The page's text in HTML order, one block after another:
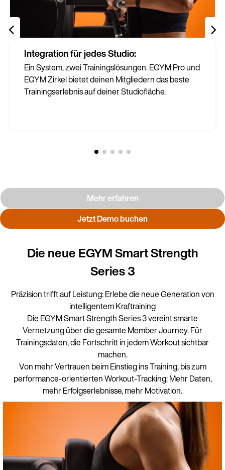
Integration für jedes Studio:
Ein System, zwei Trainingslösungen. EGYM Pro und
EGYM Zirkel bietet deinen Mitgliedern das beste
Trainingserlebnis auf deiner Studiofläche.
Mehr erfahren
Jetzt Demo buchen
Die neue EGYM Smart Strength
Series 3
Präzision trifft auf Leistung: Erlebe die neue Generation von
intelligentem Kraftraining
Die EGYM Smart Strength Series 3 vereint smarte
Vernetzung über die gesamte Member Journey. Für
Trainingsdaten, die Fortschritt in jedem Workout sichtbar
machen.
Von mehr Vertrauen beim Einstieg ins Training, bis zum
performance-orientierten Workout-Tracking: Mehr Daten,
mehr Erfolgserlebnisse, mehr Motivation.